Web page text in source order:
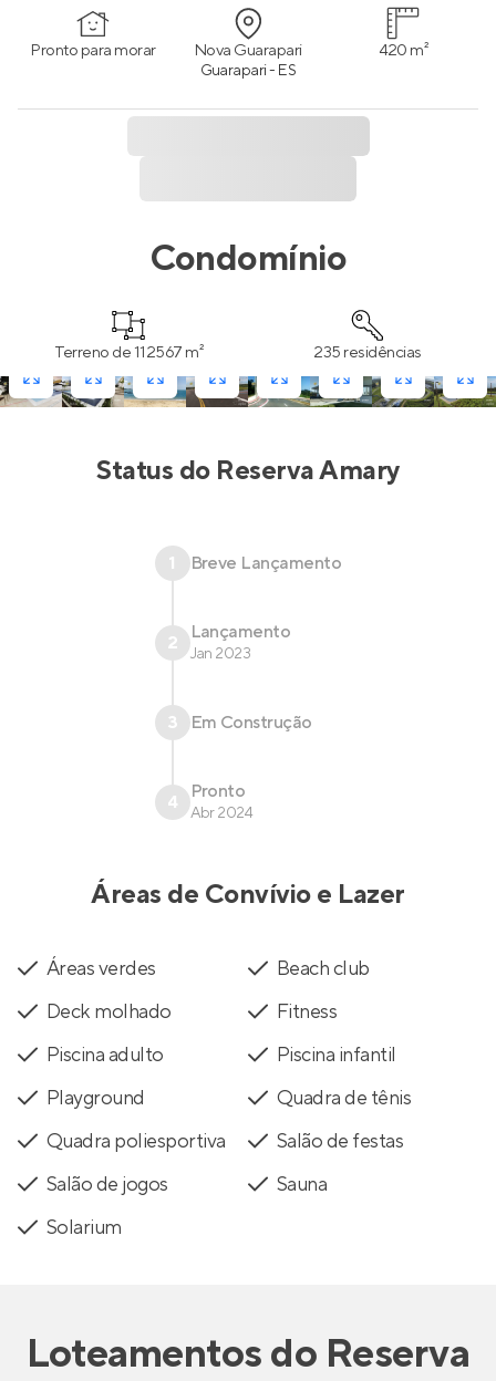
Pronto para morar Nova Guarapari
Guarapari - ES
420 m²
Condomínio
Terreno de 112567 m² 235 residências
Status do Reserva Amary
1 Breve Lançamento
2 Lançamento
Jan 2023
3 Em Construção
4 Pronto
Abr 2024
Áreas de Convívio e Lazer
Áreas verdes
Beach club
Deck molhado
Fitness
Piscina adulto
Piscina infantil
Playground
Quadra de tênis
Quadra poliesportiva
Salão de festas
Salão de jogos
Sauna
Solarium
Loteamentosdo Reserva